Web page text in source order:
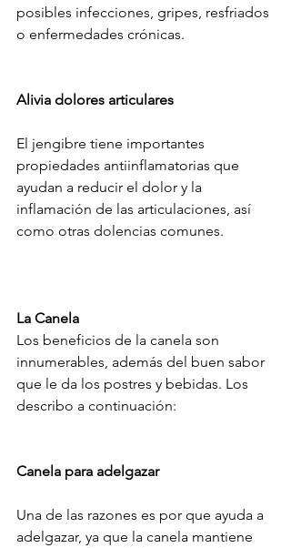
posibles infecciones, gripes, resfriados
o enfermedades crónicas.
Alivia dolores articulares
El jengibre tiene importantes
propiedades antiinflamatorias que
ayudan a reducir el dolor y la
inflamación de las articulaciones, así
como otras dolencias comunes.
La Canela
Los beneficios de la canela son
innumerables, además del buen sabor
que le da los postres y bebidas. Los
describo a continuación:
Canela para adelgazar
Una de las razones es por que ayuda a
adelgazar, ya que la canela mantiene